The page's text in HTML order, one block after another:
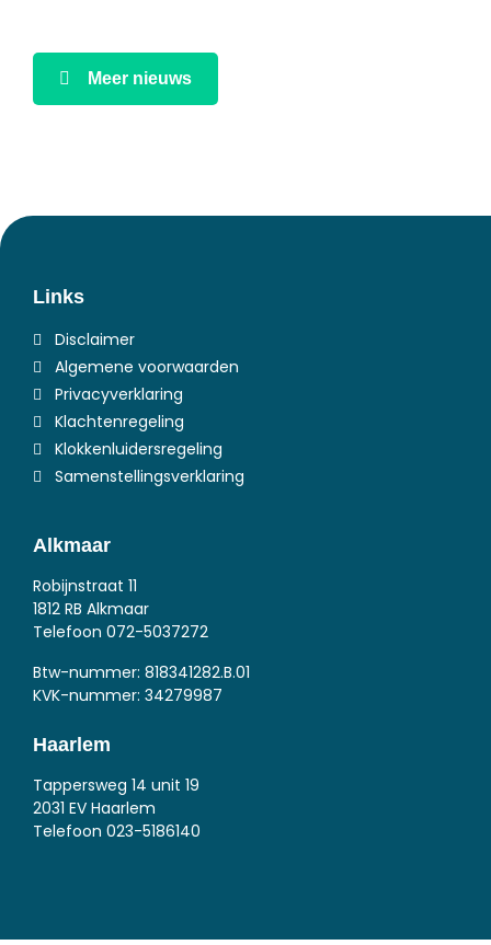
Meer nieuws
Links
Disclaimer
Algemene voorwaarden
Privacyverklaring
Klachtenregeling
Klokkenluidersregeling
Samenstellingsverklaring
Alkmaar
Robijnstraat 11
1812 RB Alkmaar
Telefoon 072-5037272
Btw-nummer: 818341282.B.01
KVK-nummer: 34279987
Haarlem
Tappersweg 14 unit 19
2031 EV Haarlem
Telefoon 023-5186140